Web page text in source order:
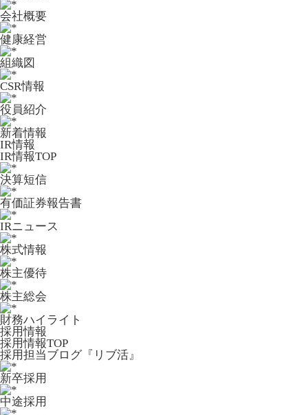
会社概要
健康経営
組織図
CSR情報
役員紹介
新着情報
IR情報
IR情報TOP
決算短信
有価証券報告書
IRニュース
株式情報
株主優待
株主総会
財務ハイライト
採用情報
採用情報TOP
採用担当ブログ『リブ活』
新卒採用
中途採用